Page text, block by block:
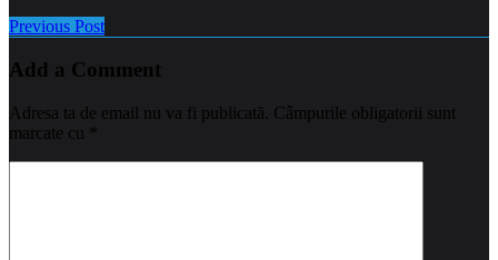
Previous Post
Add a Comment
Adresa ta de email nu va fi publicată. Câmpurile obligatorii sunt
marcate cu